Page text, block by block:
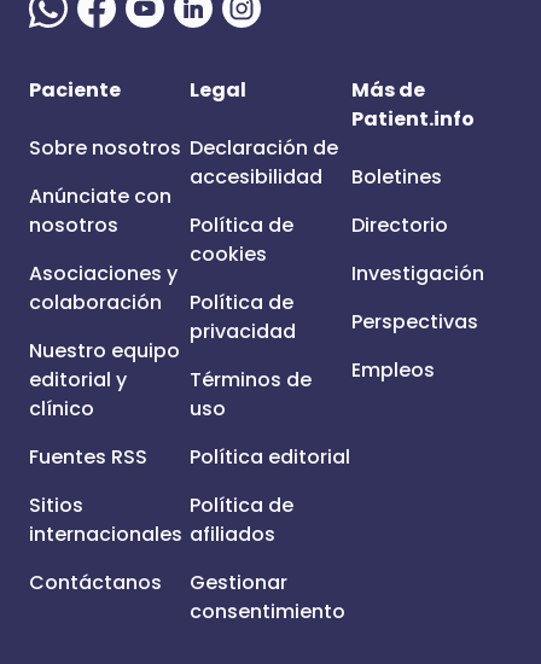
Paciente
Sobre nosotros
Anúnciate con
nosotros
Asociaciones y
colaboración
Nuestro equipo
editorial y
clínico
Fuentes RSS
Sitios
internacionales
Contáctanos
Legal
Declaración de
accesibilidad
Política de
cookies
Política de
privacidad
Términos de
uso
Política editorial
Política de
afiliados
Gestionar
consentimiento
Más de
Patient.info
Boletines
Directorio
Investigación
Perspectivas
Empleos